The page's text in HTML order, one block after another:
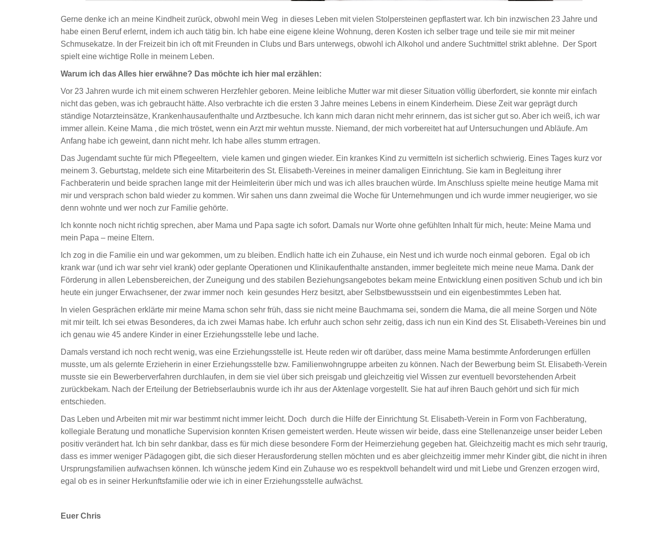
Gerne denke ich an meine Kindheit zurück, obwohl mein Weg in dieses Leben mit vielen Stolpersteinen gepflastert war. Ich bin inzwischen 23 Jahre und
habe einen Beruf erlernt, indem ich auch tätig bin. Ich habe eine eigene kleine Wohnung, deren Kosten ich selber trage und teile sie mir mit meiner
Schmusekatze. In der Freizeit bin ich oft mit Freunden in Clubs und Bars unterwegs, obwohl ich Alkohol und andere Suchtmittel strikt ablehne. Der Sport
spielt eine wichtige Rolle in meinem Leben.
Warum ich das Alles hier erwähne? Das möchte ich hier mal erzählen:
Vor 23 Jahren wurde ich mit einem schweren Herzfehler geboren. Meine leibliche Mutter war mit dieser Situation völlig überfordert, sie konnte mir einfach
nicht das geben, was ich gebraucht hätte. Also verbrachte ich die ersten 3 Jahre meines Lebens in einem Kinderheim. Diese Zeit war geprägt durch
ständige Notarzteinsätze, Krankenhausaufenthalte und Arztbesuche. Ich kann mich daran nicht mehr erinnern, das ist sicher gut so. Aber ich weiß, ich war
immer allein. Keine Mama , die mich tröstet, wenn ein Arzt mir wehtun musste. Niemand, der mich vorbereitet hat auf Untersuchungen und Abläufe. Am
Anfang habe ich geweint, dann nicht mehr. Ich habe alles stumm ertragen.
Das Jugendamt suchte für mich Pflegeeltern, viele kamen und gingen wieder. Ein krankes Kind zu vermitteln ist sicherlich schwierig. Eines Tages kurz vor
meinem 3. Geburtstag, meldete sich eine Mitarbeiterin des St. Elisabeth-Vereines in meiner damaligen Einrichtung. Sie kam in Begleitung ihrer
Fachberaterin und beide sprachen lange mit der Heimleiterin über mich und was ich alles brauchen würde. Im Anschluss spielte meine heutige Mama mit
mir und versprach schon bald wieder zu kommen. Wir sahen uns dann zweimal die Woche für Unternehmungen und ich wurde immer neugieriger, wo sie
denn wohnte und wer noch zur Familie gehörte.
Ich konnte noch nicht richtig sprechen, aber Mama und Papa sagte ich sofort. Damals nur Worte ohne gefühlten Inhalt für mich, heute: Meine Mama und
mein Papa – meine Eltern.
Ich zog in die Familie ein und war gekommen, um zu bleiben. Endlich hatte ich ein Zuhause, ein Nest und ich wurde noch einmal geboren. Egal ob ich
krank war (und ich war sehr viel krank) oder geplante Operationen und Klinikaufenthalte anstanden, immer begleitete mich meine neue Mama. Dank der
Förderung in allen Lebensbereichen, der Zuneigung und des stabilen Beziehungsangebotes bekam meine Entwicklung einen positiven Schub und ich bin
heute ein junger Erwachsener, der zwar immer noch kein gesundes Herz besitzt, aber Selbstbewusstsein und ein eigenbestimmtes Leben hat.
In vielen Gesprächen erklärte mir meine Mama schon sehr früh, dass sie nicht meine Bauchmama sei, sondern die Mama, die all meine Sorgen und Nöte
mit mir teilt. Ich sei etwas Besonderes, da ich zwei Mamas habe. Ich erfuhr auch schon sehr zeitig, dass ich nun ein Kind des St. Elisabeth-Vereines bin und
ich genau wie 45 andere Kinder in einer Erziehungsstelle lebe und lache.
Damals verstand ich noch recht wenig, was eine Erziehungsstelle ist. Heute reden wir oft darüber, dass meine Mama bestimmte Anforderungen erfüllen
musste, um als gelernte Erzieherin in einer Erziehungsstelle bzw. Familienwohngruppe arbeiten zu können. Nach der Bewerbung beim St. Elisabeth-Verein
musste sie ein Bewerberverfahren durchlaufen, in dem sie viel über sich preisgab und gleichzeitig viel Wissen zur eventuell bevorstehenden Arbeit
zurückbekam. Nach der Erteilung der Betriebserlaubnis wurde ich ihr aus der Aktenlage vorgestellt. Sie hat auf ihren Bauch gehört und sich für mich
entschieden.
Das Leben und Arbeiten mit mir war bestimmt nicht immer leicht. Doch durch die Hilfe der Einrichtung St. Elisabeth-Verein in Form von Fachberatung,
kollegiale Beratung und monatliche Supervision konnten Krisen gemeistert werden. Heute wissen wir beide, dass eine Stellenanzeige unser beider Leben
positiv verändert hat. Ich bin sehr dankbar, dass es für mich diese besondere Form der Heimerziehung gegeben hat. Gleichzeitig macht es mich sehr traurig,
dass es immer weniger Pädagogen gibt, die sich dieser Herausforderung stellen möchten und es aber gleichzeitig immer mehr Kinder gibt, die nicht in ihren
Ursprungsfamilien aufwachsen können. Ich wünsche jedem Kind ein Zuhause wo es respektvoll behandelt wird und mit Liebe und Grenzen erzogen wird,
egal ob es in seiner Herkunftsfamilie oder wie ich in einer Erziehungsstelle aufwächst.
Euer Chris